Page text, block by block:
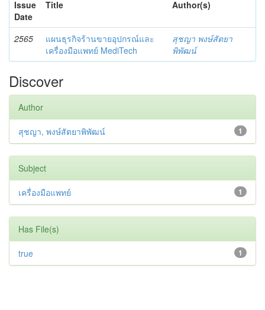
Issue
Date
Title Author(s)
2565
แผนธุรกิจร้านขายอุปกรณ์และ
เครื่องมือแพทย์ MediTech
สุชญา พงษ์สัตยา
พิพัฒน์
Discover
Author
1
สุชญา, พงษ์สัตยาพิพัฒน์
Subject
1
เครื่องมือแพทย์
Has File(s)
1
true